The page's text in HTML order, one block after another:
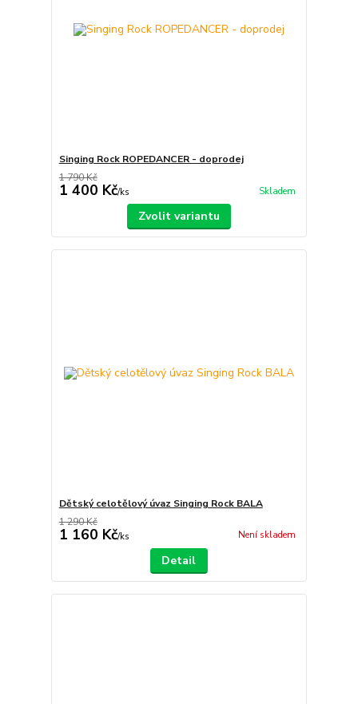
Singing Rock ROPEDANCER - doprodej
1 790 Kč
1 400 Kč/ks Skladem
Zvolit variantu
Dětský celotělový úvaz Singing Rock BALA
1 290 Kč
1 160 Kč/ks Není skladem
Detail